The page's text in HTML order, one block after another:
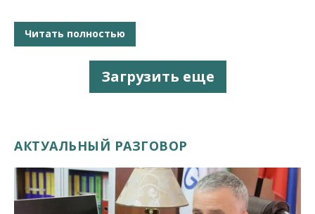
Читать полностью
Загрузить еще
АКТУАЛЬНЫЙ РАЗГОВОР